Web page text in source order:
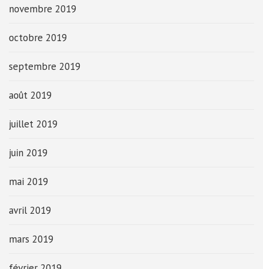
novembre 2019
octobre 2019
septembre 2019
août 2019
juillet 2019
juin 2019
mai 2019
avril 2019
mars 2019